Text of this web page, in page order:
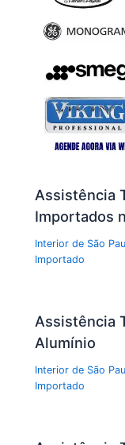
Assistência
Importados
Interior de São
Importado
Assistência
Alumínio
Interior de São
Importado